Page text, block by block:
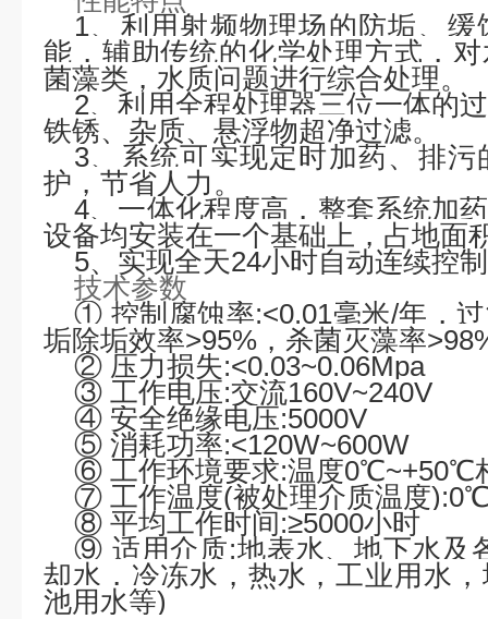
1、利用射频物理场的防垢、
能，辅助传统的化学处理方式，
菌藻类，水质问题进行综合处理。
2、利 用全程处理器三位一体的
铁锈、杂质、悬浮物超净过滤。
3、系统可实现定时加药、排
护，节省人力。
4、一体化程度高，整套系统加
设备均安装在一个基础上，占地面
5、实现全天24小时自动连续控
技术参数
① 控制腐蚀率:<0.01毫米/年，
垢除垢效率>95% ，杀菌灭藻率
② 压力损失:<0.03~0.06Mpa
③ 工作电压:交流160V~240V
④ 安全绝缘电压:5000V
⑤ 消耗功率:<120W~600W
⑥ 工作环境要求:温度0℃~+50℃
⑦ 工作温度(被处理介质温度
⑧ 平均工作时间:≥5000小时
⑨ 适用介质:地表水、地下水及
却水，冷冻水，热水，工业用水
池用水等)